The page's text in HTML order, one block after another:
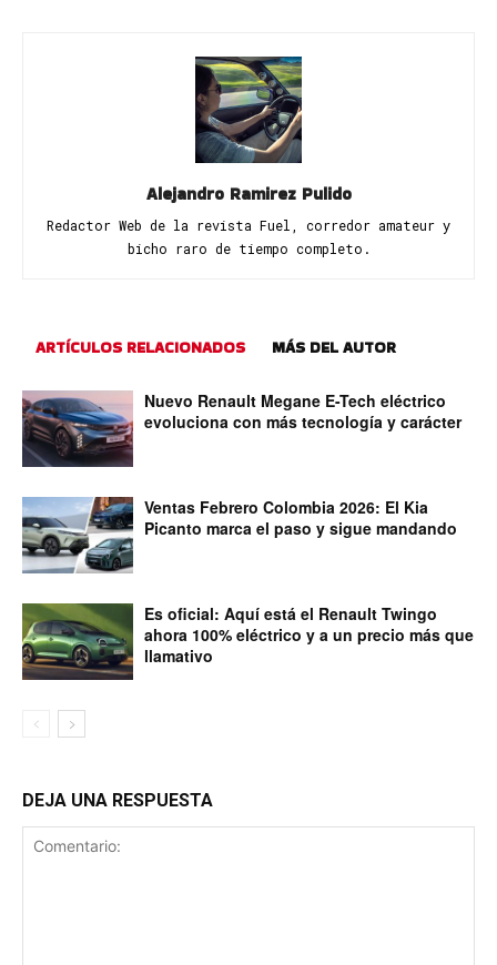
Alejandro Ramirez Pulido
Redactor Web de la revista Fuel, corredor amateur y
bicho raro de tiempo completo.
ARTÍCULOS RELACIONADOS MÁS DEL AUTOR
Nuevo Renault Megane E-Tech eléctrico
evoluciona con más tecnología y carácter
Ventas Febrero Colombia 2026: El Kia
Picanto marca el paso y sigue mandando
Es oficial: Aquí está el Renault Twingo
ahora 100% eléctrico y a un precio más que
llamativo
DEJA UNA RESPUESTA